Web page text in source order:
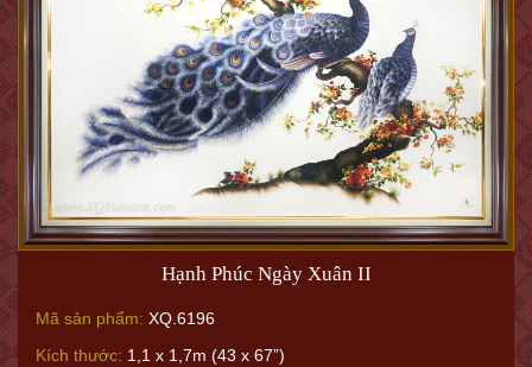
Hạnh Phúc Ngày Xuân II
Mã sản phẩm: XQ.6196
Kích thước: 1,1 x 1,7m (43 x 67”)